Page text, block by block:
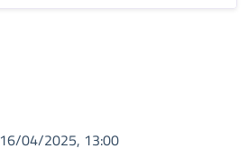
16/04/2025, 13:00